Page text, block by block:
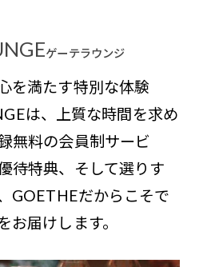
ゲーテラウンジ
を満たす特別な体験
は、上質な時間を求め
無料の会員制サービ
待特典、そして選りす
GOETHEだからこそで
お届けします。